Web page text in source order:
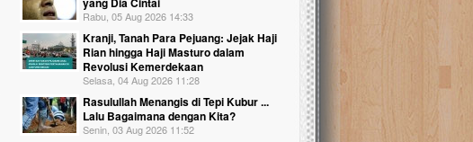
Rabu, 05 Aug 2026 14:33
Kranji, Tanah Para Pejuang: Jejak Haji
Rian hingga Haji Masturo dalam
Revolusi Kemerdekaan
Selasa, 04 Aug 2026 11:28
Rasulullah Menangis di Tepi Kubur ...
Lalu Bagaimana dengan Kita?
Senin, 03 Aug 2026 11:52